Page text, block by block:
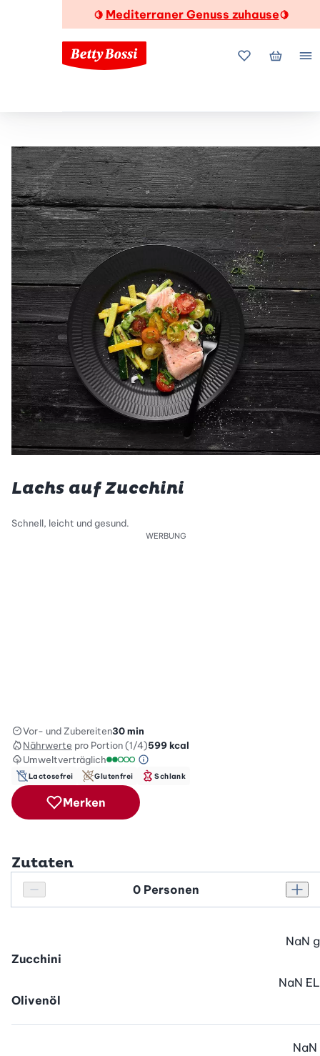
🍋 Mediterraner Genuss zuhause🍋
MeineMein
Lachs auf Zucchini
Schnell, leicht und gesund.
WERBUNG
Vor- und Zubereiten30 min
Nährwerte pro Portion (1/4)599kcal
Umweltverträglich
Umweltverträglichkeitsskala: 2 von 5
Green Betty Skala Info
Lactosefrei Glutenfrei Schlank
Merken
Zutaten
Personenanzahl verringern
Personenanzahl
Zucchini
NaN g
Olivenöl
NaN EL
NaN